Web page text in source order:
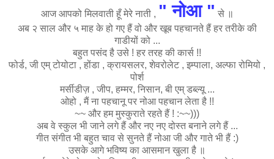
आज आपको मिलवाती हूँ मेरे नाती , " नोआ " से ॥
अब २ साल और ५ माह के हो गए हैं वो और खूब पहचानते हैं हर तरीके की
गाडीयों को ...
बहुत पसंद है उसे ! हर तरह की कार्स !!
फोर्ड, जी एम् टोयोटा , होंडा , क्रायसलर, शेवरोलेट , इम्पाला, अल्फा रोमियो ,
पोर्श
मर्सीडीज़ , जीप, हम्मर, निसान, बी एम् डब्ल्यू ...
ओहो , मैं ना पहचानू पर नोआ पहचान लेता है !!
~~ और हम मुस्कुराते रहते हैं ! :~~)))
अब वे स्कुल भी जाने लगे हैं और नए नए दोस्त बनाने लगे हैं ...
गीत संगीत भी बहुत चाव से सुनते हैं नोआ जी और गाते भी हैं :)
उसके आगे भविष्य का आसमान खुला है ॥